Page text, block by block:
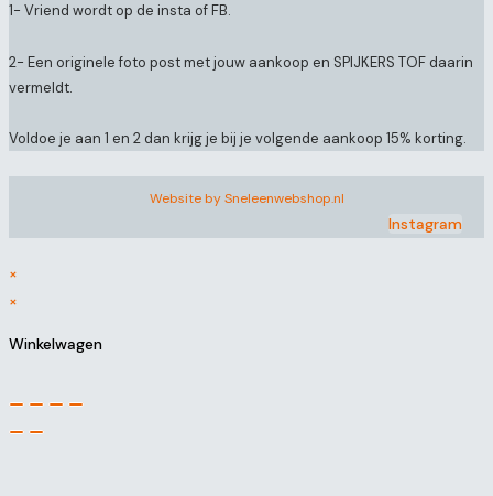
1- Vriend wordt op de insta of FB.
2- Een originele foto post met jouw aankoop en SPIJKERS TOF daarin
vermeldt.
Voldoe je aan 1 en 2 dan krijg je bij je volgende aankoop 15% korting.
Website by Sneleenwebshop.nl
Instagram
×
×
Winkelwagen